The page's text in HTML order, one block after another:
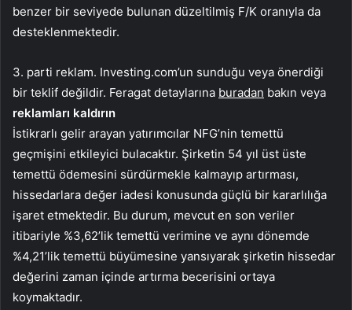
benzer bir seviyede bulunan düzeltilmiş F/K oranıyla da
desteklenmektedir.
3. parti reklam. Investing.com’un sunduğu veya önerdiği
bir teklif değildir. Feragat detaylarına buradan bakın veya
reklamları kaldırın
İstikrarlı gelir arayan yatırımcılar NFG’nin temettü
geçmişini etkileyici bulacaktır. Şirketin 54 yıl üst üste
temettü ödemesini sürdürmekle kalmayıp artırması,
hissedarlara değer iadesi konusunda güçlü bir kararlılığa
işaret etmektedir. Bu durum, mevcut en son veriler
itibariyle %3,62’lik temettü verimine ve aynı dönemde
%4,21’lik temettü büyümesine yansıyarak şirketin hissedar
değerini zaman içinde artırma becerisini ortaya
koymaktadır.